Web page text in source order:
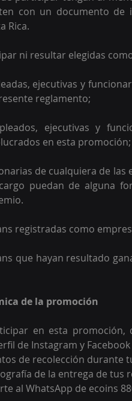
con un documento
Rica.
ni resultar elegidas
ejecutivas y
reglamento;
ejecutivas y
en esta promoción;
de cualquiera de
puedan de alguna
registradas como
que hayan resultado
de la promoción
en esta
de Instagram y
de recolección durante
de la entrega de tus
al WhatsApp de ecoins